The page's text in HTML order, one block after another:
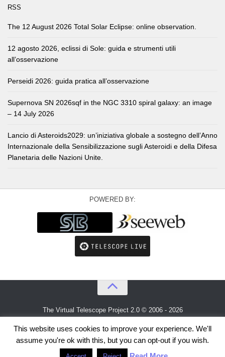
RSS
The 12 August 2026 Total Solar Eclipse: online observation.
12 agosto 2026, eclissi di Sole: guida e strumenti utili
all’osservazione
Perseidi 2026: guida pratica all’osservazione
Supernova SN 2026sqf in the NGC 3310 spiral galaxy: an image
– 14 July 2026
Lancio di Asteroids2029: un’iniziativa globale a sostegno dell’Anno
Internazionale della Sensibilizzazione sugli Asteroidi e della Difesa
Planetaria delle Nazioni Unite.
POWERED BY:
The Virtual Telescope Project 2.0 © 2006 - 2026
This website uses cookies to improve your experience. We'll
assume you're ok with this, but you can opt-out if you wish.